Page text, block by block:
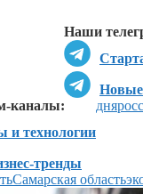
Наши
Новые
каналы:
и технологии
тренды
дня
Самарская область